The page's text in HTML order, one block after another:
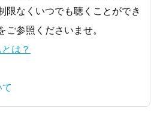
限なくいつでも聴くことができ
ご参照くださいませ。
は？